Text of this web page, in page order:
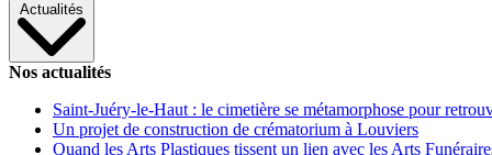
Actualités
Nos actualités
Saint-Juéry-le-Haut : le cimetière se métamorphose pour
Un projet de construction de crématorium à Louviers
Quand les Arts Plastiques tissent un lien avec les Arts